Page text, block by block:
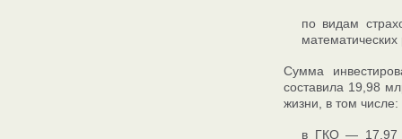
по видам
математических
Сумма
составила 19,98
жизни, в том числе:
в ГКО — 17,97